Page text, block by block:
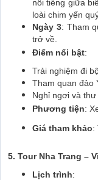
nổi tiếng giữa
loài chim yến
Ngày 3: Tham
trở về.
Điểm nổi bật:
Trải nghiệm đi
Tham quan đảo
Nghỉ ngơi và thư
Phương tiện:
Giá tham khảo:
5. Tour Nha Trang –
Lịch trình: